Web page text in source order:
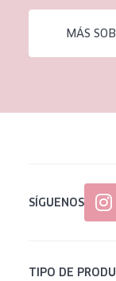
Piel expuesta
Piel
Todas las
MÁS
SÍGUENOS
TIPO DE